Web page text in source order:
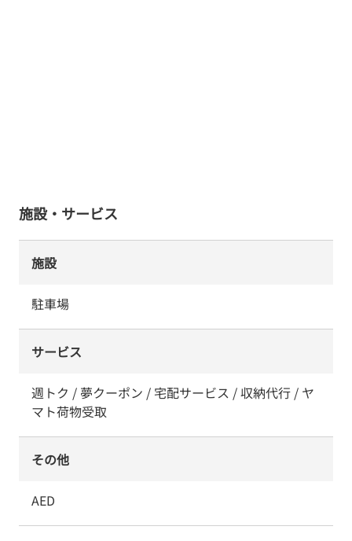
施設・サービス
施設
駐車場
サービス
週トク / 夢クーポン / 宅配サービス / 収納代行 / ヤ
マト荷物受取
その他
AED